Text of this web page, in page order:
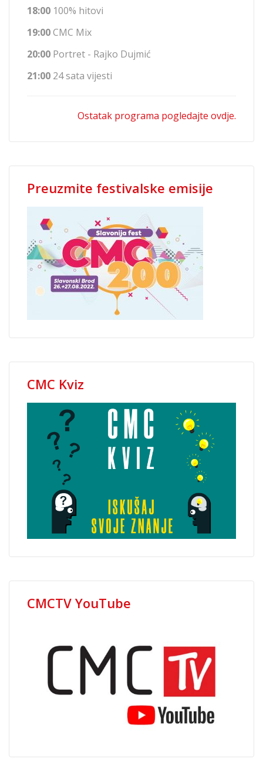
18:00 100% hitovi
19:00CMC Mix
20:00 Portret - Rajko Dujmić
21:00 24 sata vijesti
Ostatak programa pogledajte ovdje.
Preuzmite festivalske emisije
CMC Kviz
CMCTV YouTube